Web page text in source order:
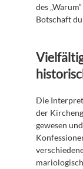
des
Botschaft
Die
der
gewesen